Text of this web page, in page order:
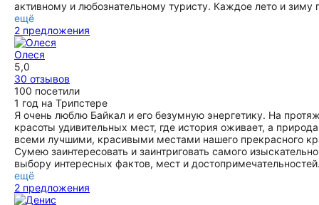
активному и любознательному туристу. Каждое лето и
ещё
2 предложения
Олеся
5,0
30 отзывов
100 посетили
1 год на Трипстере
Я очень люблю Байкал и его безумную энергетику. На
красоты удивительных мест, где история оживает, а
всеми лучшими, красивыми местами нашего прекрасного
Сумею заинтересовать и заинтриговать самого
выбору интересных фактов, мест и
ещё
2 предложения